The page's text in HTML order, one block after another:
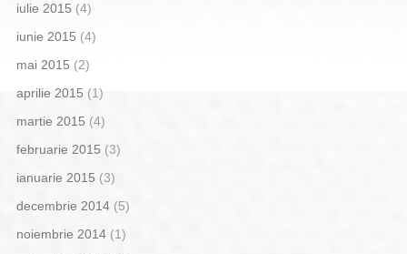
iulie 2015 (4)
iunie 2015 (4)
mai 2015 (2)
aprilie 2015(1)
martie 2015 (4)
februarie 2015 (3)
ianuarie 2015 (3)
decembrie 2014(5)
noiembrie 2014(1)